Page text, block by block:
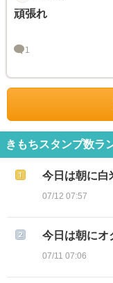
頑張れ
1
きもちスタンプ数ラ
今日は朝に
07/12 07:57
今日は朝に
07/11 07:06